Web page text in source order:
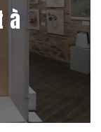
à